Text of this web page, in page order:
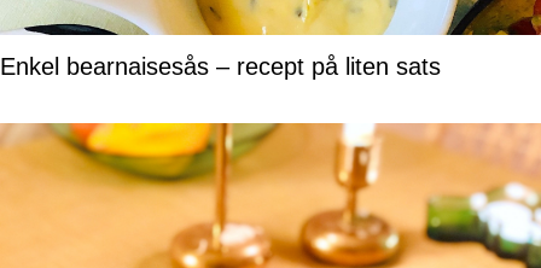
Enkel bearnaisesås – recept på liten sats